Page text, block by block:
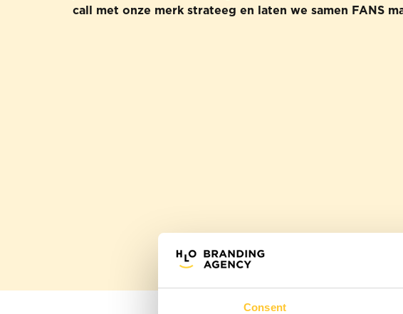
Consent
call met onze merk strateeg en laten we samen FANS